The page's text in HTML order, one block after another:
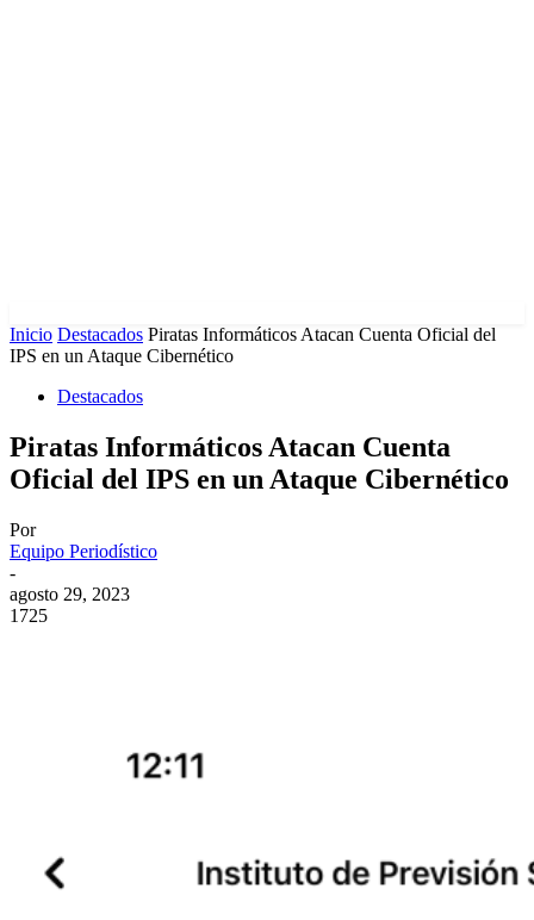
Inicio Destacados Piratas Informáticos Atacan Cuenta Oficial del
IPS en un Ataque Cibernético
Destacados
Piratas Informáticos Atacan Cuenta
Oficial del IPS en un Ataque Cibernético
Por
Equipo Periodístico
-
agosto 29, 2023
1725